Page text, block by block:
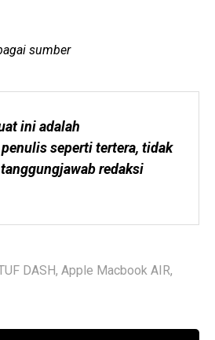
sumber
ini adalah
seperti tertera, tidak
DASH, Apple Macbook AIR,